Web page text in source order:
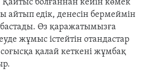
Қайтыс болғаннан кейін көмек
айтып едік, денесін бермеймін
Өз қаражатымызға
жұмыс істейтін отандастар
қалай кеткені жұмбақ